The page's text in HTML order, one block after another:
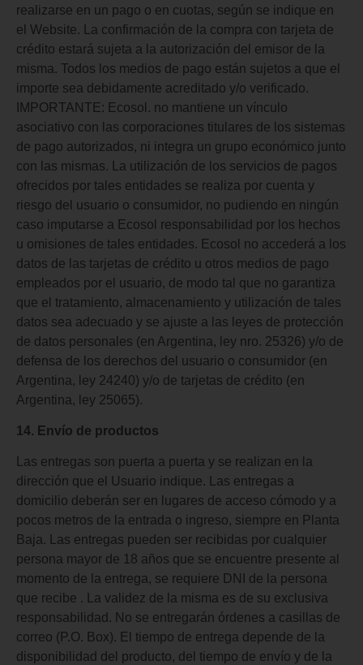
realizarse en un pago o en cuotas, según se indique en
el Website. La confirmación de la compra con tarjeta de
crédito estará sujeta a la autorización del emisor de la
misma. Todos los medios de pago están sujetos a que el
importe sea debidamente acreditado y/o verificado.
IMPORTANTE: Ecosol. no mantiene un vínculo
asociativo con las corporaciones titulares de los sistemas
de pago autorizados, ni integra un grupo económico junto
con las mismas. La utilización de los servicios de pagos
ofrecidos por tales entidades se realiza por cuenta y
riesgo del usuario o consumidor, no pudiendo en ningún
caso imputarse a Ecosol responsabilidad por los hechos
u omisiones de tales entidades. Ecosol no accederá a los
datos de las tarjetas de crédito u otros medios de pago
empleados por el usuario, de modo tal que no garantiza
que el tratamiento, almacenamiento y utilización de tales
datos sea adecuado y se ajuste a las leyes de protección
de datos personales (en Argentina, ley nro. 25326) y/o de
defensa de los derechos del usuario o consumidor (en
Argentina, ley 24240) y/o de tarjetas de crédito (en
Argentina, ley 25065).
14. Envío de productos
Las entregas son puerta a puerta y se realizan en la
dirección que el Usuario indique. Las entregas a
domicilio deberán ser en lugares de acceso cómodo y a
pocos metros de la entrada o ingreso, siempre en Planta
Baja. Las entregas pueden ser recibidas por cualquier
persona mayor de 18 años que se encuentre presente al
momento de la entrega, se requiere DNI de la persona
que recibe . La validez de la misma es de su exclusiva
responsabilidad. No se entregarán órdenes a casillas de
correo (P.O. Box). El tiempo de entrega depende de la
disponibilidad del producto, del tiempo de envío y de la